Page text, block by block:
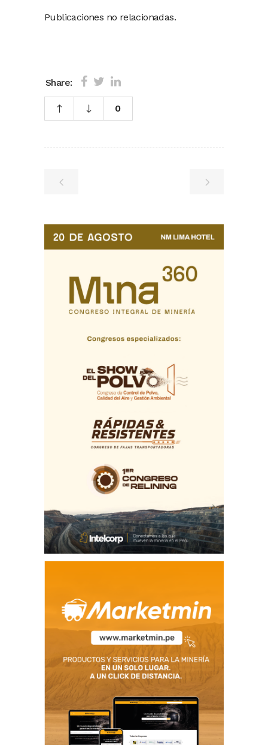
Publicaciones no relacionadas.
Share:
0